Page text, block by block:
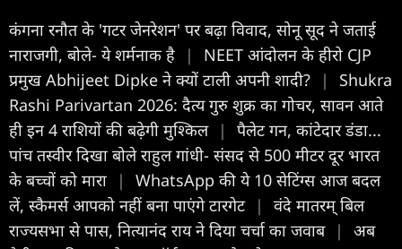
कंगना रनौत के 'गटर जेनरेशन' पर बढ़ा विवाद, सोनू सूद ने जताई
नाराजगी, बोले- ये शर्मनाक है
|
NEET आंदोलन के हीरो CJP
प्रमुख Abhijeet Dipke ने क्यों टाली अपनी शादी?
|
Shukra
Rashi Parivartan 2026: दैत्य गुरु शुक्र का गोचर, सावन आते
ही इन 4 राशियों की बढ़ेगी मुश्किल |
पैलेट गन, कांटेदार डंडा...
पांच तस्वीर दिखा बोले राहुल गांधी- संसद से 500 मीटर दूर भारत
के बच्चों को मारा
|
WhatsApp की ये 10 सेटिंग्स आज बदल
लें, स्कैमर्स आपको नहीं बना पाएंगे टारगेट |
वंदे मातरम् बिल
राज्यसभा से पास, नित्यानंद राय ने दिया चर्चा का जवाब |
अब